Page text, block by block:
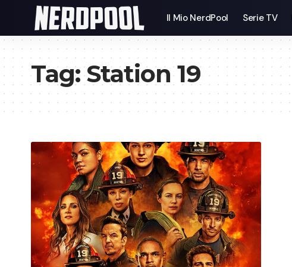
Il Mio NerdPool Serie TV
Tag:Station 19